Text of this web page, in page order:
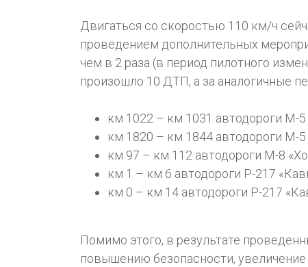
Двигаться со скоростью 110 км/ч
проведением дополнительных
чем в 2 раза (в период пилотного
произошло 10 ДТП, а за аналогичные
км 1022 – км 1031 автодороги М-
км 1820 – км 1844 автодороги М-
км 97 – км 112 автодороги М-8
км 1 – км 6 автодороги Р-217
км 0 – км 14 автодороги Р-217
Помимо этого, в результате
повышению безопасности,